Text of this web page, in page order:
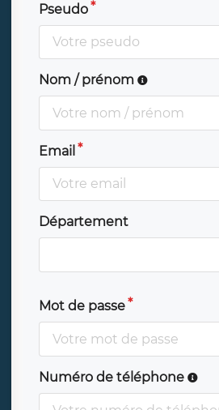
Pseudo
Nom / prénom
Email
Département
Mot de passe
Numéro de téléphone